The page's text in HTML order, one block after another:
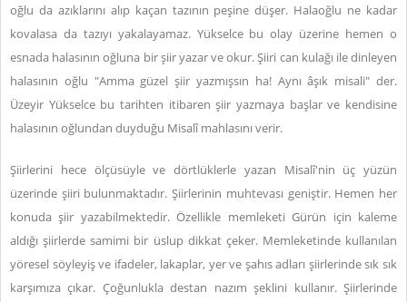
oğlu da azıklarını alıp kaçan tazının peşine düşer. Halaoğlu ne kadar
kovalasa da tazıyı yakalayamaz. Yükselce bu olay üzerine hemen o
esnada halasının oğluna bir şiir yazar ve okur. Şiiri can kulağı ile dinleyen
halasının oğlu "Amma güzel şiir yazmışsın ha! Aynı âşık misali" der.
Üzeyir Yükselce bu tarihten itibaren şiir yazmaya başlar ve kendisine
halasının oğlundan duyduğu Misalî mahlasını verir.
Şiirlerini hece ölçüsüyle ve dörtlüklerle yazan Misalî'nin üç yüzün
üzerinde şiiri bulunmaktadır. Şiirlerinin muhtevası geniştir. Hemen her
konuda şiir yazabilmektedir. Özellikle memleketi Gürün için kaleme
aldığı şiirlerde samimi bir üslup dikkat çeker. Memleketinde kullanılan
yöresel söyleyiş ve ifadeler, lakaplar, yer ve şahıs adları şiirlerinde sık sık
karşımıza çıkar. Çoğunlukla destan nazım şeklini kullanır. Şiirlerinde